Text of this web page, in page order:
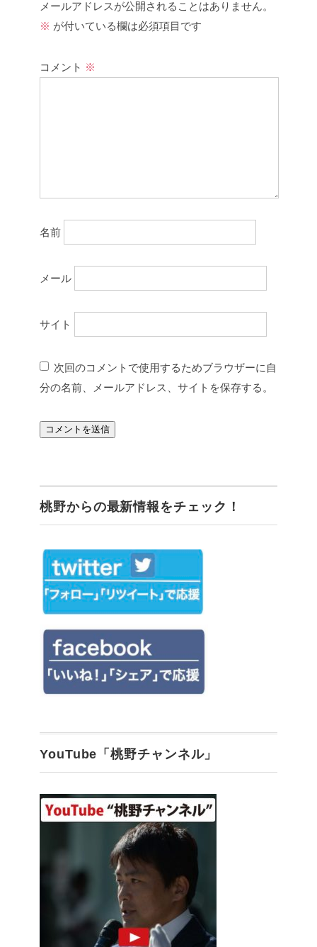
メールアドレスが公開されることはありません。
※ が付いている欄は必須項目です
コメント ※
名前
メール
サイト
次回のコメントで使用するためブラウザーに自
分の名前、メールアドレス、サイトを保存する。
桃野からの最新情報をチェック！
YouTube「桃野チャンネル」